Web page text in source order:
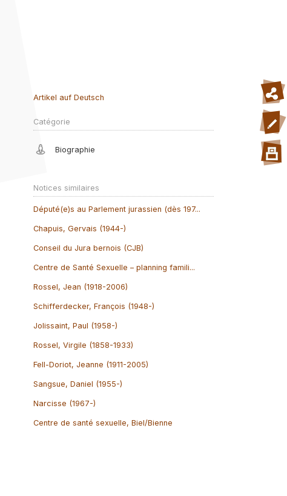
Artikel auf Deutsch
Catégorie
Biographie
Notices similaires
Député(e)s au Parlement jurassien (dès 197...
Chapuis, Gervais (1944-)
Conseil du Jura bernois (CJB)
Centre de Santé Sexuelle – planning famili...
Rossel, Jean (1918-2006)
Schifferdecker, François (1948-)
Jolissaint, Paul (1958-)
Rossel, Virgile (1858-1933)
Fell-Doriot, Jeanne (1911-2005)
Sangsue, Daniel (1955-)
Narcisse (1967-)
Centre de santé sexuelle, Biel/Bienne